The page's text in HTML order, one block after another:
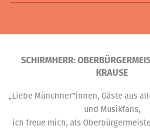
SCHIRMHERR:
KRAUSE
„Liebe Münchner*innen, Gäste aus
und Musikfans,
ich freue mich, als